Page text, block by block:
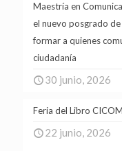
Maestría en
el nuevo posgrado
formar a quienes
ciudadanía
30 junio, 2026
Feria del Libro
22 junio, 2026